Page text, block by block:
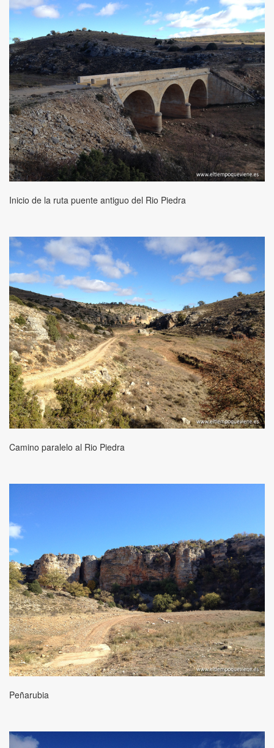
Inicio de la ruta puente antiguo del Rio Piedra
Camino paralelo al Rio Piedra
Peñarubia